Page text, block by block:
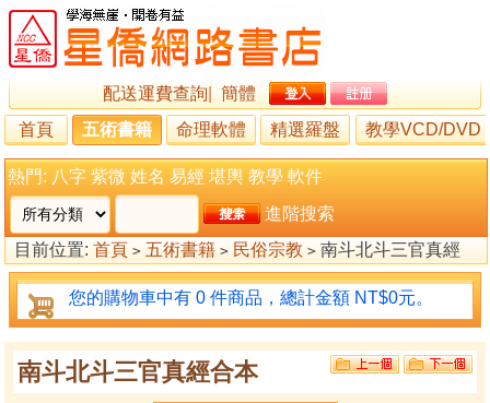
配送運費查詢
簡體
首頁
五術書籍 命理軟體 精選羅盤 教學VCD/DVD
熱門: 八字 紫微 姓名 易經 堪輿 教學 軟件
進階搜索
目前位置: 首頁 > 五術書籍 > 民俗宗教 > 南斗北斗三官真經
合本
您的購物車中有 0 件商品，總計金額 NT$0元。
南斗北斗三官真經合本